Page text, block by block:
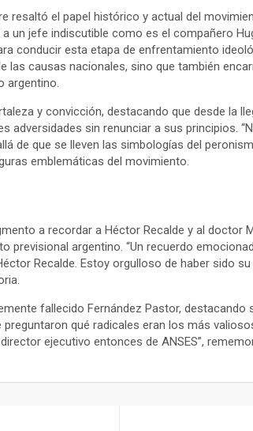
resaltó el papel histórico y actual del
un jefe indiscutible como es el compañero
conducir esta etapa de enfrentamiento
las causas nacionales, sino que también
argentino.
y convicción, destacando que desde la
adversidades sin renunciar a sus principios.
de que se lleven las simbologías del
emblemáticas del movimiento.
a recordar a Héctor Recalde y al doctor
previsional argentino. “Un recuerdo
Recalde. Estoy orgulloso de haber sido
fallecido Fernández Pastor,
preguntaron qué radicales eran los más
ejecutivo entonces de ANSES”,